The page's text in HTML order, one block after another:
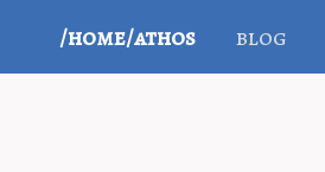
/home/athos blog